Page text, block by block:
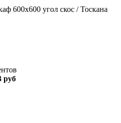
600х600 угол скос / Тоскана
руб